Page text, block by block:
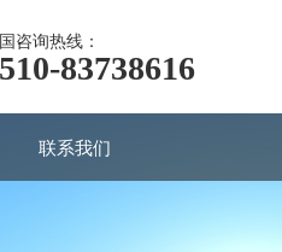
咨询热线：
83738616
联系我们